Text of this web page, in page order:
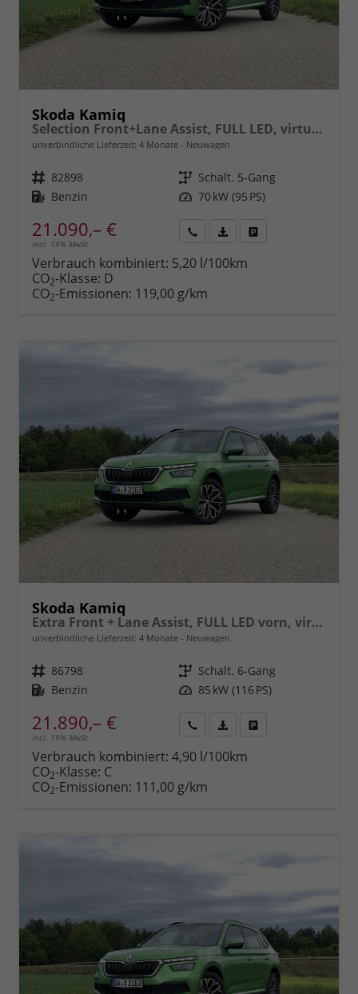
Skoda Kamiq
Selection Front+Lane Assist, FULL LED, virtuelles Cockpit, , Climatronic, Parksensoren, ISOFIX, el. Fensterheber, Tempomat, Sitzhzg. uvm.
unverbindliche Lieferzeit: 4 Monate Neuwagen
Fahrzeugnr. 82898 Getriebe Schalt. 5-Gang
Kraftstoff Benzin Leistung 70 kW (95 PS)
21.090,– €
incl. 19% MwSt.
anfordern
Datei,
Verbrauch kombiniert: 5,20 l/100km
CO2-Klasse: D
CO2-Emissionen: 119,00 g/km
Skoda Kamiq
Extra Front + Lane Assist, FULL LED vorn, virtuelles Cockpit, manuelle Klima, Parksensoren hinten, ISOFIX, el. Fensterheber vorn uvm.
unverbindliche Lieferzeit: 4 Monate Neuwagen
Fahrzeugnr. 86798 Getriebe Schalt. 6-Gang
Kraftstoff Benzin Leistung 85 kW (116 PS)
21.890,– €
incl. 19% MwSt.
anfordern
Datei,
Verbrauch kombiniert: 4,90 l/100km
CO2-Klasse: C
CO2-Emissionen: 111,00 g/km